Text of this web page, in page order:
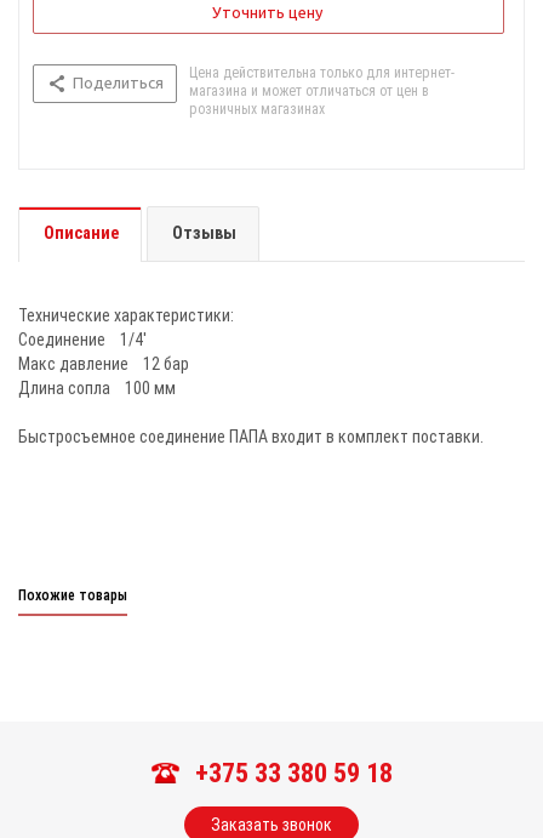
Уточнить цену
Поделиться
Цена действительна только для интернет-
магазина и может отличаться от цен в
розничных магазинах
Описание Отзывы
Технические характеристики:
Соединение 1/4'
Макс давление 12 бар
Длина сопла 100 мм
Быстросъемное соединение ПАПА входит в комплект поставки.
Похожие товары
+375 33 380 59 18
Заказать звонок